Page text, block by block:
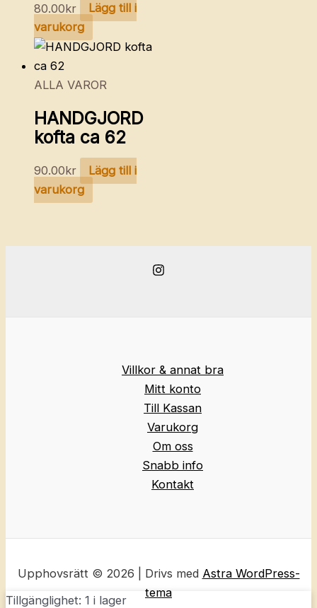
80.00kr
Lägg till i
varukorg
ALLA VAROR
HANDGJORD
kofta ca 62
90.00kr
Lägg till i
varukorg
Villkor & annat bra
Mitt konto
Till Kassan
Varukorg
Om oss
Snabb info
Kontakt
Upphovsrätt © 2026 | Drivs med Astra WordPress-
tema
Tillgänglighet: 1 i lager